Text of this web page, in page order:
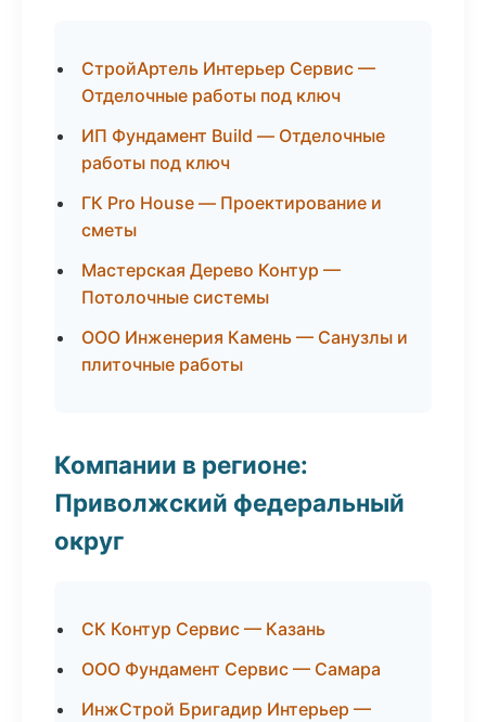
СтройАртель Интерьер Сервис —
Отделочные работы под ключ
ИП Фундамент Build — Отделочные
работы под ключ
ГК Pro House — Проектирование и
сметы
Мастерская Дерево Контур —
Потолочные системы
ООО Инженерия Камень — Санузлы и
плиточные работы
Компании в регионе:
Приволжский федеральный
округ
СК Контур Сервис — Казань
ООО Фундамент Сервис — Самара
ИнжСтрой Бригадир Интерьер —